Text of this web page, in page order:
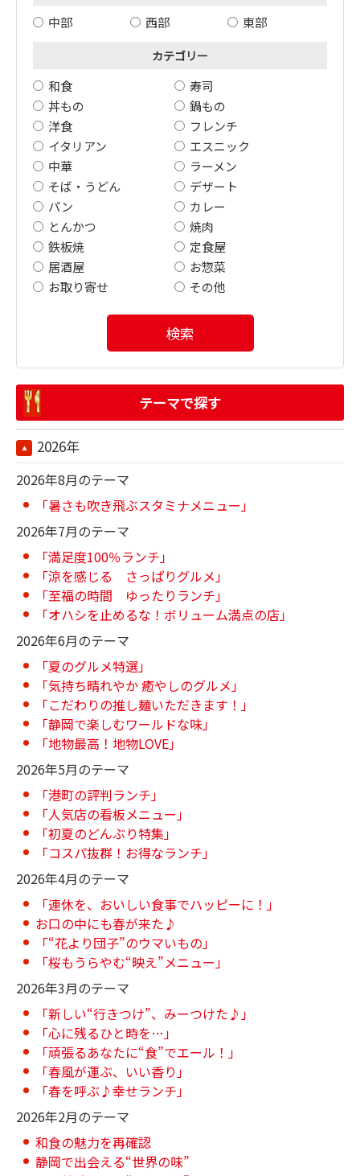
中部 西部 東部
カテゴリー
和食
寿司
丼もの
鍋もの
洋食
フレンチ
イタリアン
エスニック
中華
ラーメン
そば・うどん
デザート
パン
カレー
とんかつ
焼肉
鉄板焼
定食屋
居酒屋
お惣菜
お取り寄せ
その他
検索
テーマで探す
2026年
2026年8月のテーマ
「暑さも吹き飛ぶスタミナメニュー」
2026年7月のテーマ
「満足度100％ランチ」
「涼を感じる さっぱりグルメ」
「至福の時間 ゆったりランチ」
「オハシを止めるな！ボリューム満点の店」
2026年6月のテーマ
「夏のグルメ特選」
「気持ち晴れやか 癒やしのグルメ」
「こだわりの推し麺いただきます！」
「静岡で楽しむワールドな味」
「地物最高！地物LOVE」
2026年5月のテーマ
「港町の評判ランチ」
「人気店の看板メニュー」
「初夏のどんぶり特集」
「コスパ抜群！お得なランチ」
2026年4月のテーマ
「連休を、おいしい食事でハッピーに！」
お口の中にも春が来た♪
「“花より団子”のウマいもの」
「桜もうらやむ“映え”メニュー」
2026年3月のテーマ
「新しい“行きつけ”、みーつけた♪」
「心に残るひと時を…」
「頑張るあなたに“食”でエール！」
「春風が運ぶ、いい香り」
「春を呼ぶ♪幸せランチ」
2026年2月のテーマ
和食の魅力を再確認
静岡で出会える“世界の味”